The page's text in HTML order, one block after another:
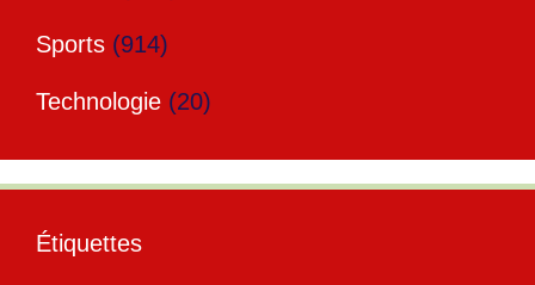
Sports (914)
Technologie (20)
Étiquettes